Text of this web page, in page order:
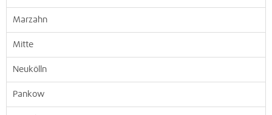
Marzahn
Mitte
Neukölln
Pankow